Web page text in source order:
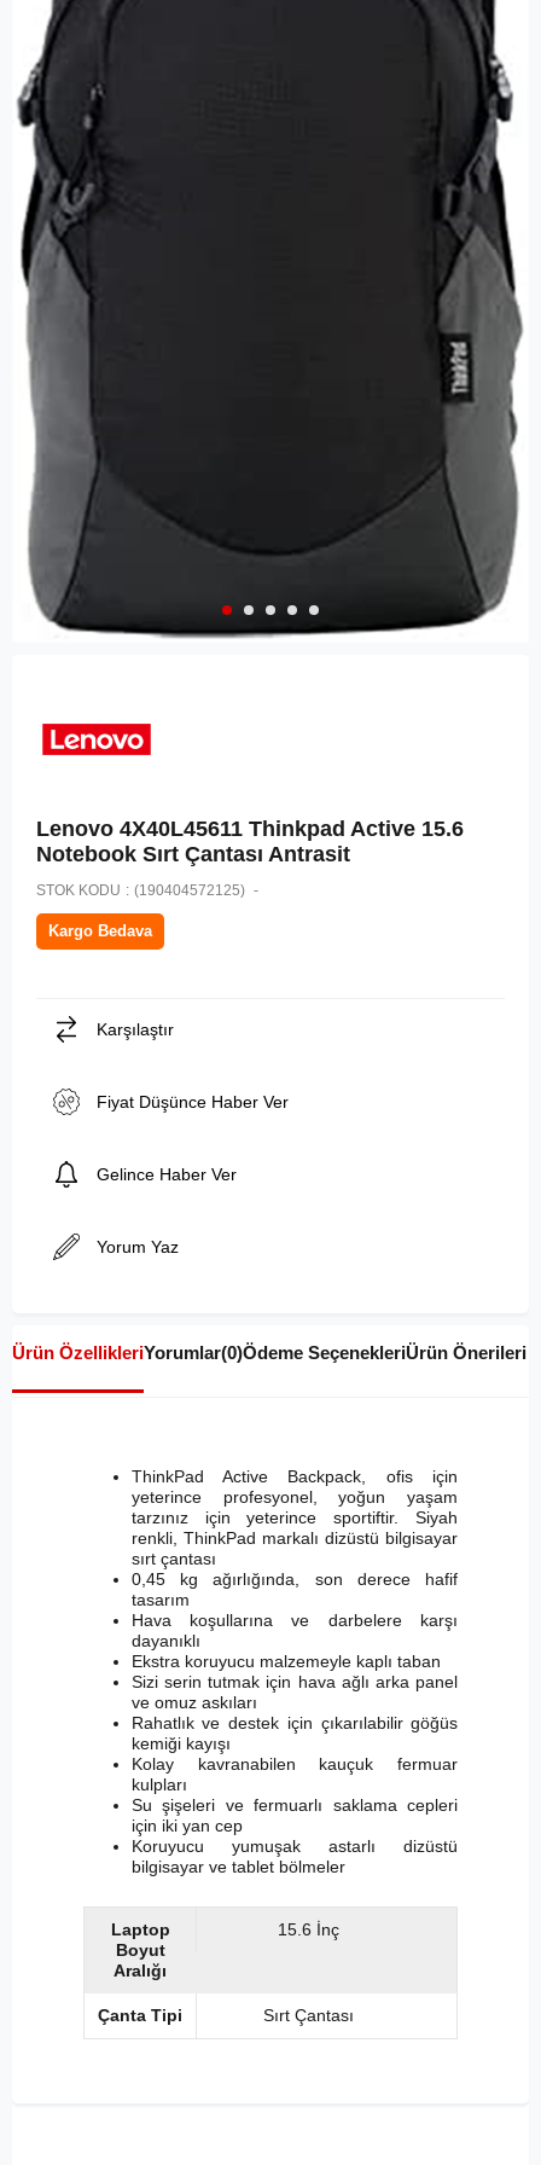
Lenovo 4X40L45611 Thinkpad Active 15.6
Notebook Sırt Çantası Antrasit
STOK KODU (190404572125)
Kargo Bedava
Karşılaştır
Fiyat Düşünce Haber Ver
Gelince Haber Ver
Yorum Yaz
Ürün ÖzellikleriYorumlar(0)Ödeme SeçenekleriÜrün Önerileri
ThinkPad Active Backpack, ofis için
yeterince profesyonel, yoğun yaşam
tarzınız için yeterince sportiftir. Siyah
renkli, ThinkPad markalı dizüstü bilgisayar
sırt çantası
0,45 kg ağırlığında, son derece hafif
tasarım
Hava koşullarına ve darbelere karşı
dayanıklı
Ekstra koruyucu malzemeyle kaplı taban
Sizi serin tutmak için hava ağlı arka panel
ve omuz askıları
Rahatlık ve destek için çıkarılabilir göğüs
kemiği kayışı
Kolay kavranabilen kauçuk fermuar
kulpları
Su şişeleri ve fermuarlı saklama cepleri
için iki yan cep
Koruyucu yumuşak astarlı dizüstü
bilgisayar ve tablet bölmeler
Laptop
Boyut
Aralığı
15.6 İnç
Çanta Tipi Sırt Çantası